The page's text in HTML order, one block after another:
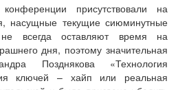
присутствовали на
насущные текущие сиюминутные
всегда оставляют время на
дня, поэтому значительная
Позднякова «Технология
ключей – хайп или реальная